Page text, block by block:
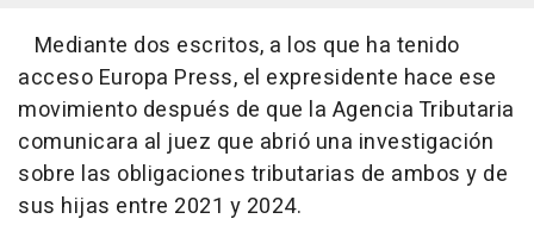
Mediante dos escritos, a los que ha tenido
acceso Europa Press, el expresidente hace ese
movimiento después de que la Agencia Tributaria
comunicara al juez que abrió una investigación
sobre las obligaciones tributarias de ambos y de
sus hijas entre 2021 y 2024.